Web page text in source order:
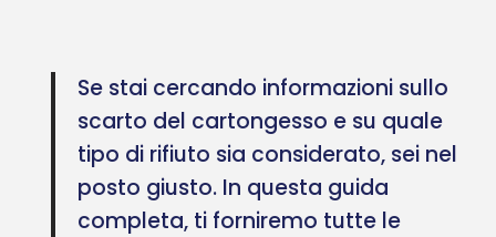
Se stai cercando informazioni sullo
scarto del cartongesso e su quale
tipo di rifiuto sia considerato, sei nel
posto giusto. In questa guida
completa, ti forniremo tutte le